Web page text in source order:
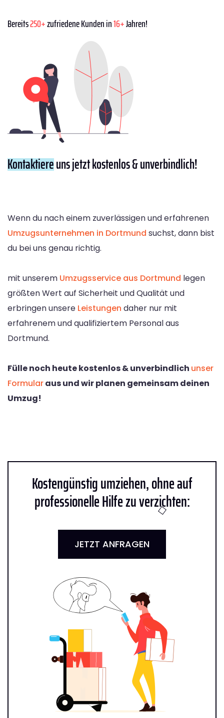
Bereits250+zufriedene Kunden in16+Jahren!
Kontaktiereuns jetzt kostenlos & unverbindlich!
Wenn du nach einem zuverlässigen und erfahrenen
Umzugsunternehmen in Dortmund suchst, dann bist
du bei uns genau richtig.
mit unserem Umzugsservice aus Dortmund legen
größten Wert auf Sicherheit und Qualität und
erbringen unsere Leistungen daher nur mit
erfahrenem und qualifiziertem Personal aus
Dortmund.
Fülle noch heute kostenlos & unverbindlich unser
Formularaus und wir planen gemeinsam deinen
Umzug!
Kostengünstig umziehen, ohne auf
professionelle Hilfe zu verzichten:
JETZT ANFRAGEN